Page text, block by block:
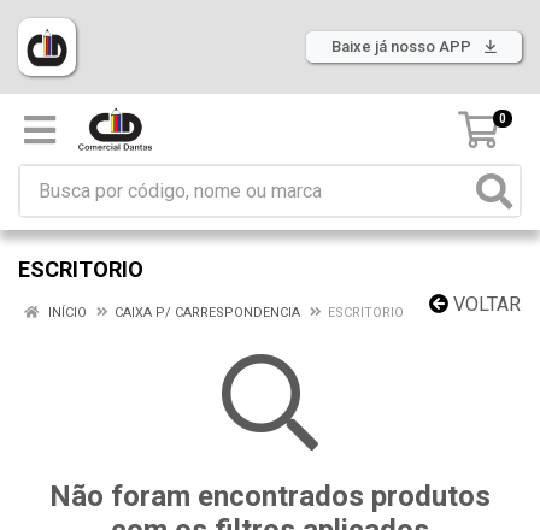
Baixe já nosso APP
0
ESCRITORIO
VOLTAR
INÍCIO CAIXA P/ CARRESPONDENCIA ESCRITORIO
Não foram encontrados produtos